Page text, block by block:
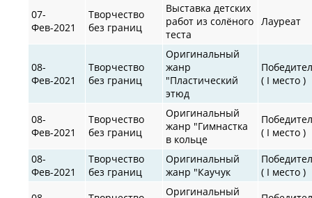
07-
Фев-2021
Творчество
без границ
Выставка детских
работ из солёного
теста
Лауреат
08-
Фев-2021
Творчество
без границ
Оригинальный
жанр
"Пластический
этюд
( I место )
08-
Фев-2021
Творчество
без границ
Оригинальный
жанр "Гимнастка
в кольце
( I место )
08-
Фев-2021
Творчество
без границ
Оригинальный
жанр "Каучук
( I место )
Оригинальный